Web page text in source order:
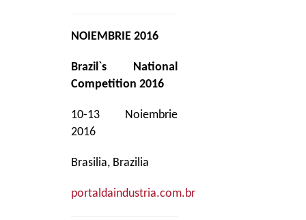
NOIEMBRIE 2016
Brazil`s National
Competition 2016
10-13 Noiembrie
2016
Brasilia, Brazilia
portaldaindustria.com.br